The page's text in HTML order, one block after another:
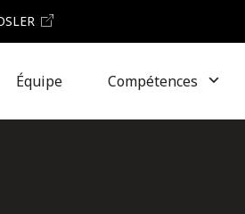
Équipe Compétences